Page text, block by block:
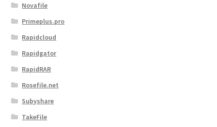
Novafile
Primeplus.pro
Rapidcloud
Rapidgator
RapidRAR
Rosefile.net
Subyshare
TakeFile